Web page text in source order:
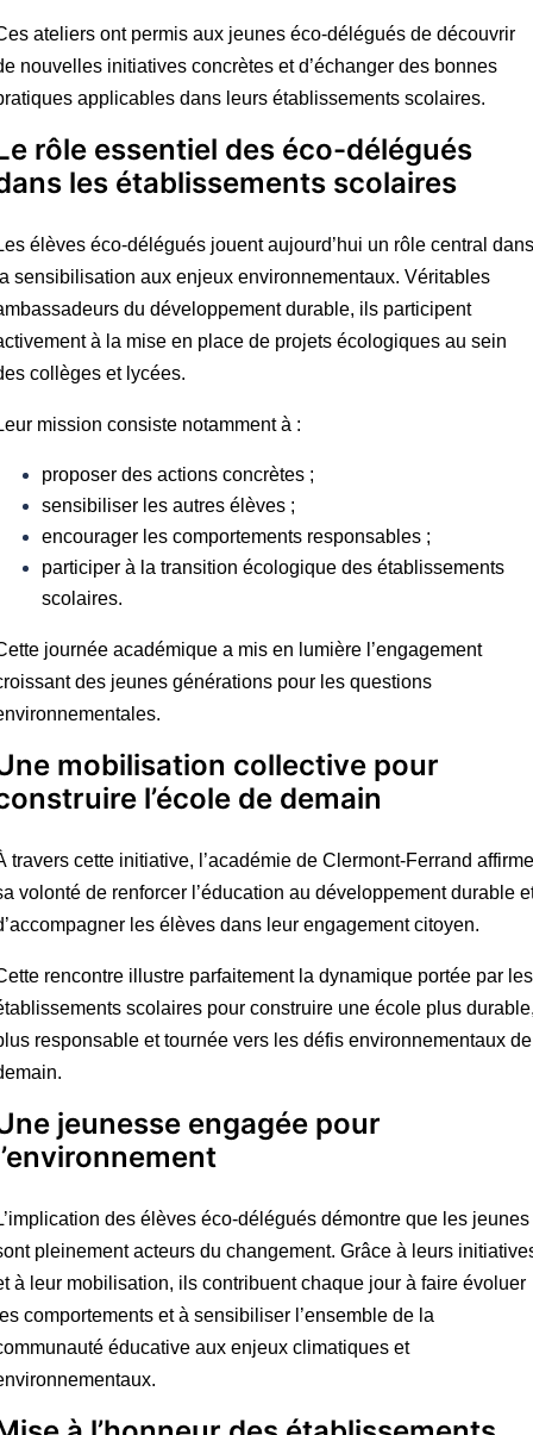
ateliers ont permis aux jeunes éco-délégués de découvrir
nouvelles initiatives concrètes et d’échanger des bonnes
applicables dans leurs établissements scolaires.
rôle essentiel des éco-délégués
les établissements scolaires
élèves éco-délégués jouent aujourd’hui un rôle central dans
sensibilisation aux enjeux environnementaux. Véritables
du développement durable, ils participent
à la mise en place de projets écologiques au sein
collèges et lycées.
mission consiste notamment à :
proposer des actions concrètes ;
sensibiliser les autres élèves ;
encourager les comportements responsables ;
participer à la transition écologique des établissements
scolaires.
journée académique a mis en lumière l’engagement
des jeunes générations pour les questions
mobilisation collective pour
l’école de demain
travers cette initiative, l’académie de Clermont-Ferrand affirme
volonté de renforcer l’éducation au développement durable
les élèves dans leur engagement citoyen.
rencontre illustre parfaitement la dynamique portée par les
scolaires pour construire une école plus
responsable et tournée vers les défis environnementaux de
jeunesse engagée pour
des élèves éco-délégués démontre que les jeunes
pleinement acteurs du changement. Grâce à leurs
à leur mobilisation, ils contribuent chaque jour à faire évoluer
comportements et à sensibiliser l’ensemble de la
éducative aux enjeux climatiques et